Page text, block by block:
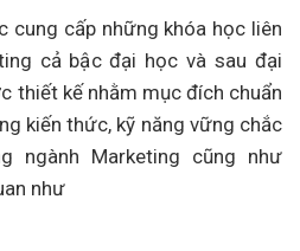
cung cấp những khóa học liên
cả bậc đại học và sau đại
thiết kế nhằm mục đích chuẩn
kiến thức, kỹ năng vững chắc
ngành Marketing cũng như
như